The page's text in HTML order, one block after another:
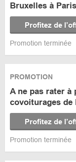
Bruxelles à
Profitez de
Promotion terminée
PROMOTION
A ne pas rater à
covoiturages de
Profitez de
Promotion terminée